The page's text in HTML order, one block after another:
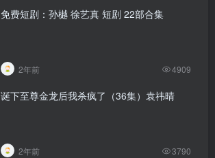
免费短剧：孙樾 徐艺真 短剧 22部合集
2年前 4909
诞下至尊金龙后我杀疯了（36集）袁祎晴
2年前 3790